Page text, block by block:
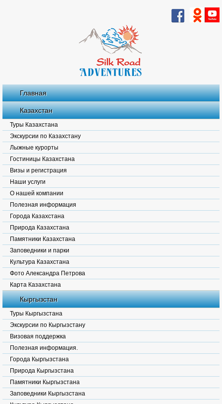
Главная
Казахстан
Туры Казахстана
Экскурсии по Казахстану
Лыжные курорты
Гостиницы Казахстана
Визы и регистрация
Наши услуги
О нашей компании
Полезная информация
Города Казахстана
Природа Казахстана
Памятники Казахстана
Заповедники и парки
Культура Казахстана
Фото Александра Петрова
Карта Казахстана
Кыргызстан
Туры Кыргызстана
Экскурсии по Кыргызстану
Визовая поддержка
Полезная информация.
Города Кыргызстана
Природа Кыргызстана
Памятники Кыргызстана
Заповедники Кыргызстана